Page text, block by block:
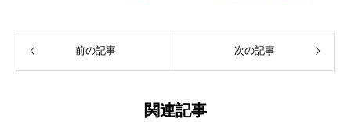
前の記事 次の記事
関連記事